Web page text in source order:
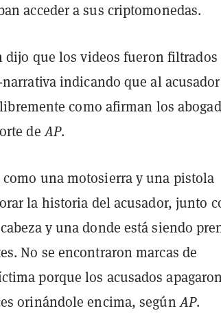
acceder a sus criptomonedas.
dijo que los videos fueron filtrados
indicando que al
como afirman los
deAP.
una motosierra y una pistola
la historia del acusador, junto
y una donde está siendo
No se encontraron marcas de
porque los acusados apagaron
orinándole encima, segúnAP.